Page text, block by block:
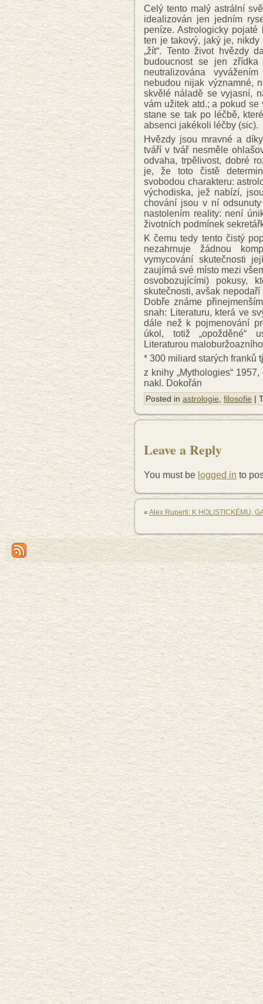
Celý tento malý astrální
idealizován jen jedním
peníze. Astrologicky
ten je takový, jaký je,
„žít“. Tento život hvězdy
budoucnost se jen
neutralizována
nebudou nijak významné,
skvělé náladě se vyjasní,
vám užitek atd.; a pokud
stane se tak po léčbě,
absenci jakékoli léčby (sic).
Hvězdy jsou mravné a
tváří v tvář nesměle
odvaha, trpělivost, dobré
je, že toto čistě
svobodou charakteru:
východiska, jež nabízí,
chování jsou v ní
nastolením reality: není
životních podmínek
K čemu tedy tento čistý
nezahrnuje žádnou
vymycování skutečnosti
zaujímá své místo mezi
osvobozujícími) pokusy,
skutečnosti, avšak
Dobře známe
snah: Literaturu, která ve
dále než k pojmenování
úkol, totiž „opožděné“
Literaturou
* 300 miliard starých franků
z knihy „Mythologies“
nakl. Dokořán
Posted in astrologie filosofie |
Leave a Reply
You must be logged in to
« Alex Ruperti: K HOLISTICKÉMU,